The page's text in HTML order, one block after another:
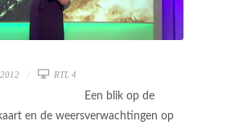
RTL 4
Een blik op de
en de weersverwachtingen op